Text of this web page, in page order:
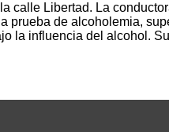
calle Libertad. La
prueba de alcoholemia,
la influencia del alcohol.